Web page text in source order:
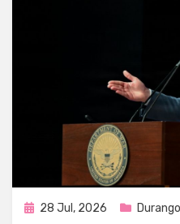
Publicada
28 Jul, 2026 Durango